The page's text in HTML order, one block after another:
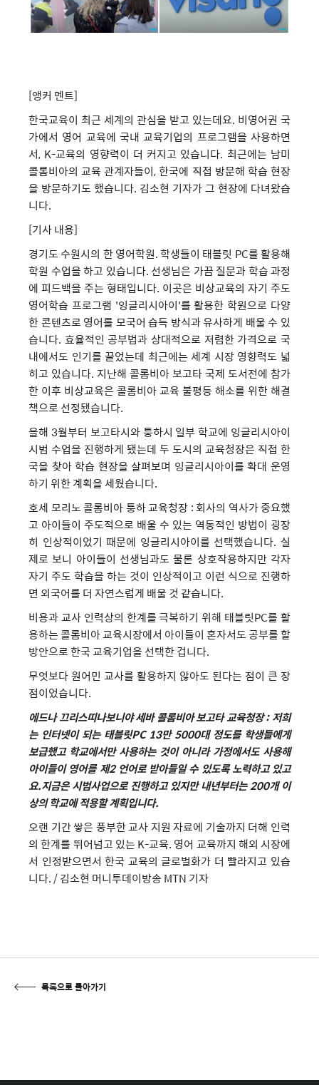
[앵커 멘트]
한국교육이 최근 세계의 관심을 받고 있는데요. 비영어권 국
가에서 영어 교육에 국내 교육기업의 프로그램을 사용하면
서, K-교육의 영향력이 더 커지고 있습니다. 최근에는 남미
콜롬비아의 교육 관계자들이, 한국에 직접 방문해 학습 현장
을 방문하기도 했습니다. 김소현 기자가 그 현장에 다녀왔습
니다.
[기사 내용]
경기도 수원시의 한 영어학원. 학생들이 태블릿 PC를 활용해
학원 수업을 하고 있습니다. 선생님은 가끔 질문과 학습 과정
에 피드백을 주는 형태입니다. 이곳은 비상교육의 자기 주도
영어학습 프로그램 '잉글리시아이'를 활용한 학원으로 다양
한 콘텐츠로 영어를 모국어 습득 방식과 유사하게 배울 수 있
습니다. 효율적인 공부법과 상대적으로 저렴한 가격으로 국
내에서도 인기를 끌었는데 최근에는 세계 시장 영향력도 넓
히고 있습니다. 지난해 콜롬비아 보고타 국제 도서전에 참가
한 이후 비상교육은 콜롬비아 교육 불평등 해소를 위한 해결
책으로 선정됐습니다.
올해 3월부터 보고타시와 퉁하시 일부 학교에 잉글리시아이
시범 수업을 진행하게 됐는데 두 도시의 교육청장은 직접 한
국을 찾아 학습 현장을 살펴보며 잉글리시아이를 확대 운영
하기 위한 계획을 세웠습니다.
호세 모리노 콜롬비아 퉁하 교육청장 : 회사의 역사가 중요했
고 아이들이 주도적으로 배울 수 있는 역동적인 방법이 굉장
히 인상적이었기 때문에 잉글리시아이를 선택했습니다. 실
제로 보니 아이들이 선생님과도 물론 상호작용하지만 각자
자기 주도 학습을 하는 것이 인상적이고 이런 식으로 진행하
면 외국어를 더 자연스럽게 배울 것 같습니다.
비용과 교사 인력상의 한계를 극복하기 위해 태블릿PC를 활
용하는 콜롬비아 교육시장에서 아이들이 혼자서도 공부를 할
방안으로 한국 교육기업을 선택한 겁니다.
무엇보다 원어민 교사를 활용하지 않아도 된다는 점이 큰 장
점이었습니다.
에드나 끄리스띠나보니야 세바 콜롬비아 보고타 교육청장 : 저희
는 인터넷이 되는 태블릿PC 13만 5000대 정도를 학생들에게
보급했고 학교에서만 사용하는 것이 아니라 가정에서도 사용해
아이들이 영어를 제2 언어로 받아들일 수 있도록 노력하고 있고
요.지금은 시범사업으로 진행하고 있지만 내년부터는 200개 이
상의 학교에 적용할 계획입니다.
오랜 기간 쌓은 풍부한 교사 지원 자료에 기술까지 더해 인력
의 한계를 뛰어넘고 있는 K-교육. 영어 교육까지 해외 시장에
서 인정받으면서 한국 교육의 글로벌화가 더 빨라지고 있습
니다. /김소현 머니투데이방송 MTN 기자
목록으로 돌아가기